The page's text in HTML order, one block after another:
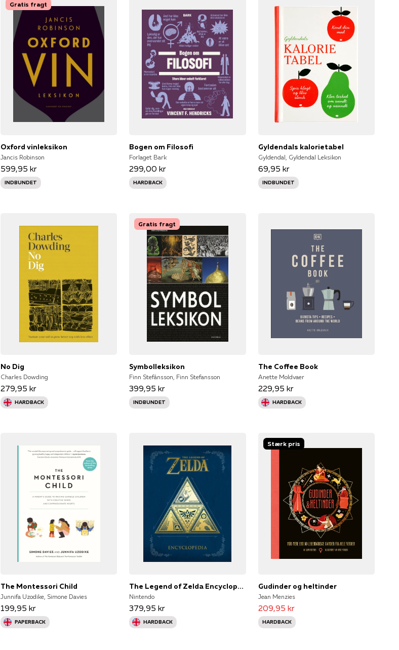
Gratis fragt
Oxford vinleksikon
Jancis Robinson
599,95 kr
INDBUNDET
Bogen om Filosofi
Forlaget Bark
299,00 kr
HARDBACK
Gyldendals kalorietabel
Gyldendal, Gyldendal Leksikon
69,95 kr
INDBUNDET
No Dig
Charles Dowding
279,95 kr
HARDBACK
Gratis fragt
Symbolleksikon
Finn Stefánsson, Finn Stefansson
399,95 kr
INDBUNDET
The Coffee Book
Anette Moldvaer
229,95 kr
HARDBACK
The Montessori Child
Junnifa Uzodike, Simone Davies
199,95 kr
PAPERBACK
The Legend of Zelda Encyclopedia
Nintendo
379,95 kr
HARDBACK
Stærk pris
Gudinder og heltinder
Jean Menzies
209,95 kr
HARDBACK